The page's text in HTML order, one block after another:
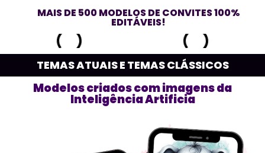
MAIS DE 500 MODELOS DE CONVITES 100%
EDITÁVEIS!
TEMAS ATUAIS E TEMAS CLÁSSICOS
Modelos criados com imagens da
Inteligência Artificia